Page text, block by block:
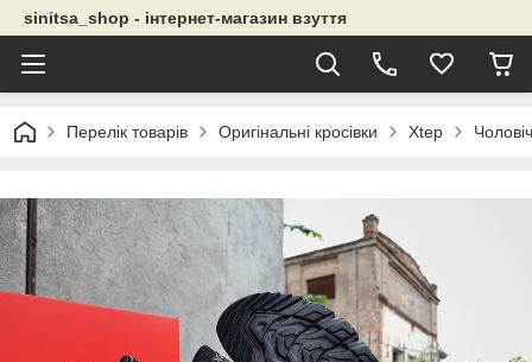
sinitsa_shop - інтернет-магазин взуття
Перелік товарів Оригінальні кросівки Xtep